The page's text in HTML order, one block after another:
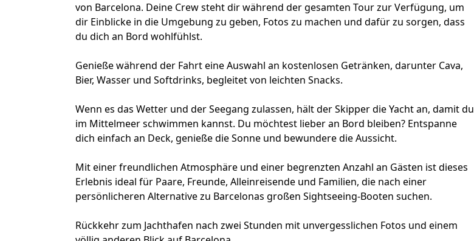
von Barcelona. Deine Crew steht dir während der gesamten Tour zur Verfügung, um
dir Einblicke in die Umgebung zu geben, Fotos zu machen und dafür zu sorgen, dass
du dich an Bord wohlfühlst.
Genieße während der Fahrt eine Auswahl an kostenlosen Getränken, darunter Cava,
Bier, Wasser und Softdrinks, begleitet von leichten Snacks.
Wenn es das Wetter und der Seegang zulassen, hält der Skipper die Yacht an, damit du
im Mittelmeer schwimmen kannst. Du möchtest lieber an Bord bleiben? Entspanne
dich einfach an Deck, genieße die Sonne und bewundere die Aussicht.
Mit einer freundlichen Atmosphäre und einer begrenzten Anzahl an Gästen ist dieses
Erlebnis ideal für Paare, Freunde, Alleinreisende und Familien, die nach einer
persönlicheren Alternative zu Barcelonas großen Sightseeing-Booten suchen.
Rückkehr zum Jachthafen nach zwei Stunden mit unvergesslichen Fotos und einem